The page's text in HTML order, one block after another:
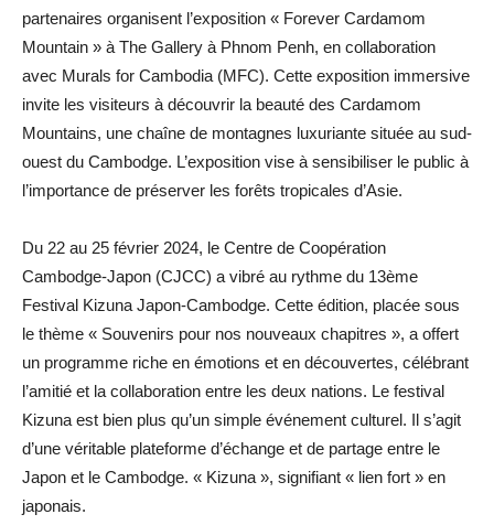
partenaires organisent l’exposition « Forever Cardamom
Mountain » à The Gallery à Phnom Penh, en collaboration
avec Murals for Cambodia (MFC). Cette exposition immersive
invite les visiteurs à découvrir la beauté des Cardamom
Mountains, une chaîne de montagnes luxuriante située au sud-
ouest du Cambodge. L’exposition vise à sensibiliser le public à
l’importance de préserver les forêts tropicales d’Asie.
Du 22 au 25 février 2024, le Centre de Coopération
Cambodge-Japon (CJCC) a vibré au rythme du 13ème
Festival Kizuna Japon-Cambodge. Cette édition, placée sous
le thème « Souvenirs pour nos nouveaux chapitres », a offert
un programme riche en émotions et en découvertes, célébrant
l’amitié et la collaboration entre les deux nations. Le festival
Kizuna est bien plus qu’un simple événement culturel. Il s’agit
d’une véritable plateforme d’échange et de partage entre le
Japon et le Cambodge. « Kizuna », signifiant « lien fort » en
japonais.